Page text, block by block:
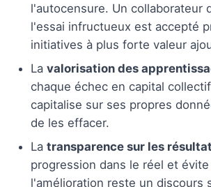
l'autocensure. Un collaborateur
l'essai infructueux est accepté
initiatives à plus forte valeur
La valorisation des
chaque échec en capital
capitalise sur ses propres
de les effacer.
La transparence sur les
progression dans le réel et évite
l'amélioration reste un discours